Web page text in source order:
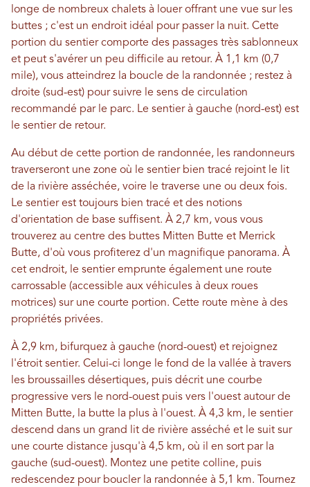
longe de nombreux chalets à louer offrant une vue sur les
buttes ; c'est un endroit idéal pour passer la nuit. Cette
portion du sentier comporte des passages très sablonneux
et peut s'avérer un peu difficile au retour. À 1,1 km (0,7
mile), vous atteindrez la boucle de la randonnée ; restez à
droite (sud-est) pour suivre le sens de circulation
recommandé par le parc. Le sentier à gauche (nord-est) est
le sentier de retour.
Au début de cette portion de randonnée, les randonneurs
traverseront une zone où le sentier bien tracé rejoint le lit
de la rivière asséchée, voire le traverse une ou deux fois.
Le sentier est toujours bien tracé et des notions
d'orientation de base suffisent. À 2,7 km, vous vous
trouverez au centre des buttes Mitten Butte et Merrick
Butte, d'où vous profiterez d'un magnifique panorama. À
cet endroit, le sentier emprunte également une route
carrossable (accessible aux véhicules à deux roues
motrices) sur une courte portion. Cette route mène à des
propriétés privées.
À 2,9 km, bifurquez à gauche (nord-ouest) et rejoignez
l'étroit sentier. Celui-ci longe le fond de la vallée à travers
les broussailles désertiques, puis décrit une courbe
progressive vers le nord-ouest puis vers l'ouest autour de
Mitten Butte, la butte la plus à l'ouest. À 4,3 km, le sentier
descend dans un grand lit de rivière asséché et le suit sur
une courte distance jusqu'à 4,5 km, où il en sort par la
gauche (sud-ouest). Montez une petite colline, puis
redescendez pour boucler la randonnée à 5,1 km. Tournez